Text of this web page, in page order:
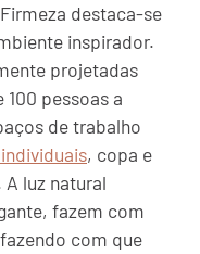
destaca-se
inspirador.
projetadas
pessoas a
de trabalho
, copa e
luz natural
fazem com
com que